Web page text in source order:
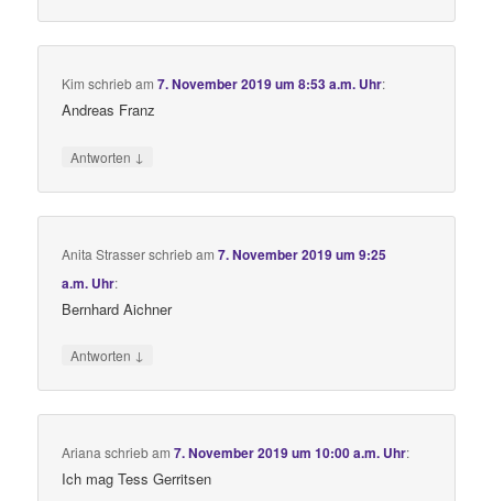
Kim schriebam7. November 2019 um 8:53 a.m. Uhr:
Andreas Franz
Antworten ↓
Anita Strasserschriebam7. November 2019 um 9:25
a.m. Uhr:
Bernhard Aichner
Antworten ↓
Ariana schriebam7. November 2019 um 10:00 a.m. Uhr:
Ich mag Tess Gerritsen